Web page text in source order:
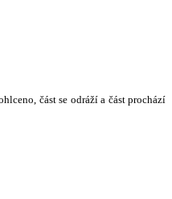
část se odráží a část prochází